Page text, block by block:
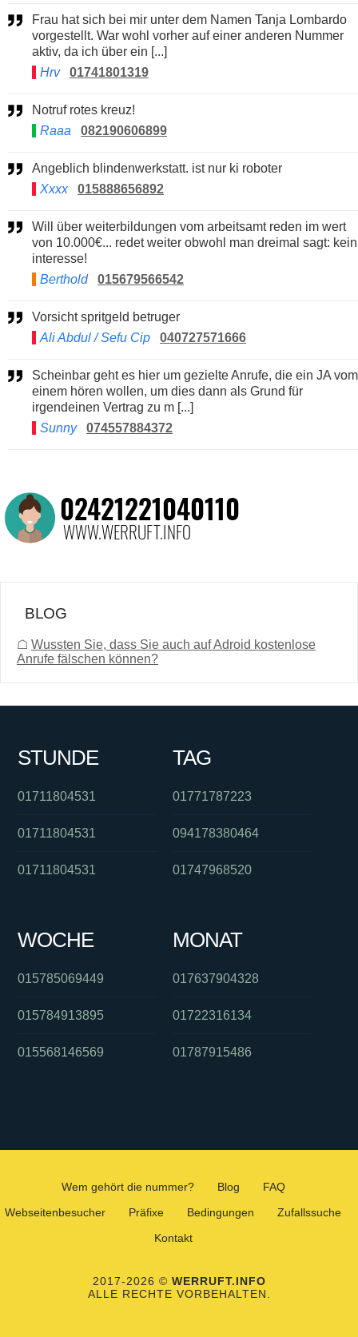
Frau hat sich bei mir unter dem Namen Tanja Lombardo
vorgestellt. War wohl vorher auf einer anderen Nummer
aktiv, da ich über ein [...]
Hrv
01741801319
Notruf rotes kreuz!
Raaa
082190606899
Angeblich blindenwerkstatt. ist nur ki roboter
Xxxx
015888656892
Will über weiterbildungen vom arbeitsamt reden im wert
von 10.000€... redet weiter obwohl man dreimal sagt: kein
interesse!
Berthold
015679566542
Vorsicht spritgeld betruger
Ali Abdul / Sefu Cip
040727571666
Scheinbar geht es hier um gezielte Anrufe, die ein JA vom
einem hören wollen, um dies dann als Grund für
irgendeinen Vertrag zu m [...]
Sunny
074557884372
BLOG
☖ Wussten Sie, dass Sie auch auf Adroid kostenlose
Anrufe fälschen können?
STUNDE
01711804531
01711804531
01711804531
TAG
01771787223
094178380464
01747968520
WOCHE
015785069449
015784913895
015568146569
MONAT
017637904328
01722316134
01787915486
Wem gehört die nummer? Blog
FAQ
Webseitenbesucher
Präfixe Bedingungen
Zufallssuche
Kontakt
2017-2026 © WERRUFT.INFO
ALLE RECHTE VORBEHALTEN.